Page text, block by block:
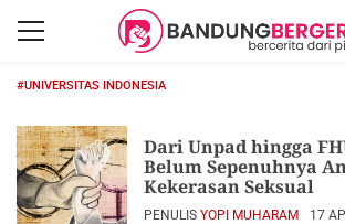
#UNIVERSITAS INDONESIA
Dari Unpad hingga
Belum Sepenuhnya
Kekerasan Seksual
PENULIS YOPI MUHARAM 17